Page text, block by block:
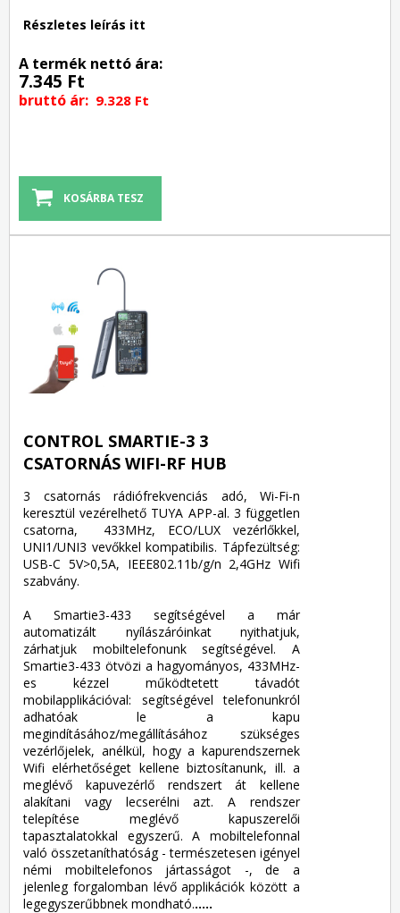
Részletes leírás itt
A termék nettó ára:
7.345 Ft
bruttó ár: 9.328 Ft
CONTROL SMARTIE-3 3
CSATORNÁS WIFI-RF HUB
3 csatornás rádiófrekvenciás adó, Wi-Fi-n
keresztül vezérelhető TUYA APP-al. 3 független
csatorna, 433MHz, ECO/LUX vezérlőkkel,
UNI1/UNI3 vevőkkel kompatibilis. Tápfezültség:
USB-C 5V>0,5A, IEEE802.11b/g/n 2,4GHz Wifi
szabvány.
A Smartie3-433 segítségével a már
automatizált nyílászáróinkat nyithatjuk,
zárhatjuk mobiltelefonunk segítségével. A
Smartie3-433 ötvözi a hagyományos, 433MHz-
es kézzel működtetett távadót
mobilapplikációval: segítségével telefonunkról
adhatóak le a kapu
megindításához/megállításához szükséges
vezérlőjelek, anélkül, hogy a kapurendszernek
Wifi elérhetőséget kellene biztosítanunk, ill. a
meglévő kapuvezérlő rendszert át kellene
alakítani vagy lecserélni azt. A rendszer
telepítése meglévő kapuszerelői
tapasztalatokkal egyszerű. A mobiltelefonnal
való összetaníthatóság - természetesen igényel
némi mobiltelefonos jártasságot -, de a
jelenleg forgalomban lévő applikációk között a
legegyszerűbbnek mondható......